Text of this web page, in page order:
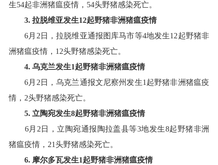
生54起非洲猪瘟疫情， 54头野猪感染死亡。
3. 拉脱维亚发生12起野猪非洲猪瘟疫情
6月 2 日，拉脱维亚通报图库马市等4地发生12起野猪非
洲猪瘟疫情， 12头野猪感染死亡。
4. 乌克兰发生1起野猪非洲猪瘟疫情
6月 2 日，乌克兰通报文尼察州发生1 起野猪非洲猪瘟疫
情， 2头野猪感染死亡。
5. 立陶宛发生8起野猪非洲猪瘟疫情
6月 2 日，立陶宛通报陶拉盖县等3地发生8起野猪非洲
猪瘟疫情， 21头野猪感染死亡。
6. 摩尔多瓦发生1起野猪非洲猪瘟疫情